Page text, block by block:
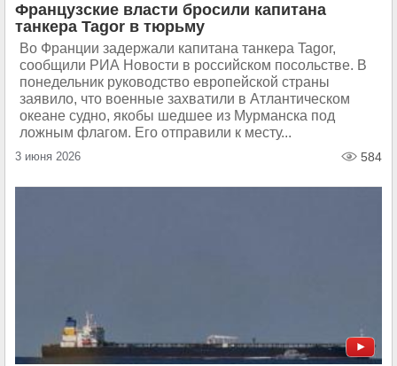
Французские власти бросили капитана
танкера Tagor в тюрьму
Во Франции задержали капитана танкера Tagor,
сообщили РИА Новости в российском посольстве. В
понедельник руководство европейской страны
заявило, что военные захватили в Атлантическом
океане судно, якобы шедшее из Мурманска под
ложным флагом. Его отправили к месту...
3 июня 2026 584